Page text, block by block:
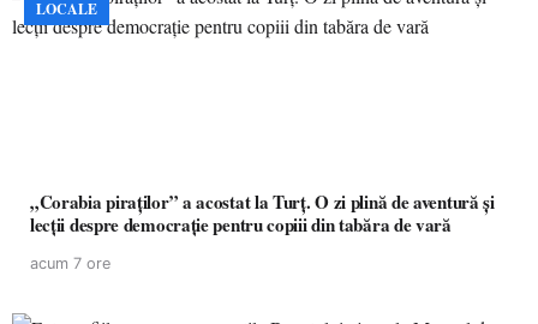
LOCALE
„Corabia piraților” a acostat la Turț. O zi plină de aventură și
lecții despre democrație pentru copiii din tabăra de vară
acum 7 ore